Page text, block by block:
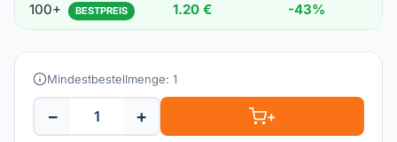
100+ BESTPREIS 1.20 € -43%
Mindestbestellmenge: 1
− + +